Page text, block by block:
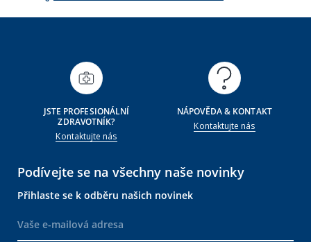
JSTE PROFESIONÁLNÍ
ZDRAVOTNÍK?
Kontaktujte nás
NÁPOVĚDA & KONTAKT
Kontaktujte nás
Podívejte se na všechny naše novinky
Přihlaste se k odběru našich novinek